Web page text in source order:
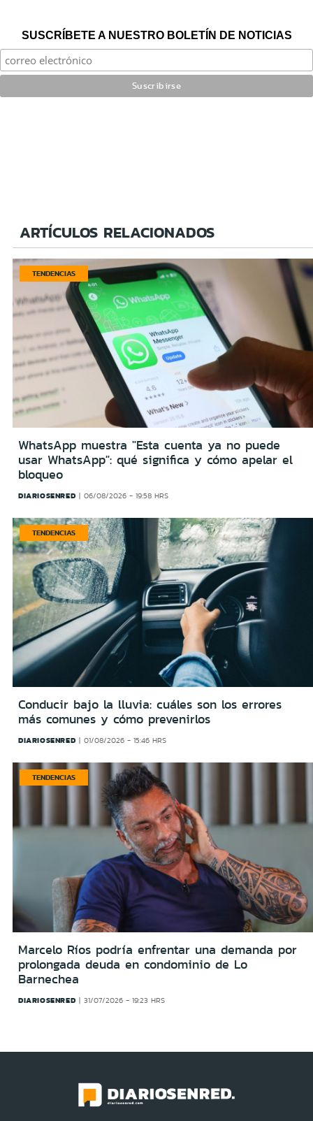
SUSCRÍBETE A NUESTRO BOLETÍN DE NOTICIAS
ARTÍCULOS RELACIONADOS
TENDENCIAS
WhatsApp muestra "Esta cuenta ya no puede
usar WhatsApp": qué significa y cómo apelar el
bloqueo
DIARIOSENRED 06/08/2026 - 19:58 HRS
TENDENCIAS
Conducir bajo la lluvia: cuáles son los errores
más comunes y cómo prevenirlos
DIARIOSENRED 01/08/2026 - 15:46 HRS
TENDENCIAS
Marcelo Ríos podría enfrentar una demanda por
prolongada deuda en condominio de Lo
Barnechea
DIARIOSENRED 31/07/2026 - 19:23 HRS